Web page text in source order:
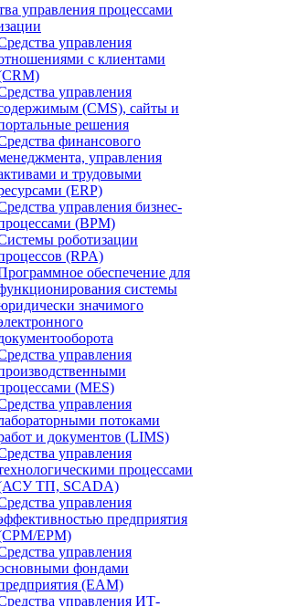
управления процессами
управления
с клиентами
управления
(CMS), сайты и
решения
финансового
управления
и трудовыми
(ERP)
управления бизнес-
(BPM)
роботизации
(RPA)
обеспечение для
системы
значимого
управления
(MES)
управления
потоками
и документов (LIMS)
управления
процессами
ТП, SCADA)
управления
предприятия
EPM)
управления
фондами
(EAM)
управления ИТ-